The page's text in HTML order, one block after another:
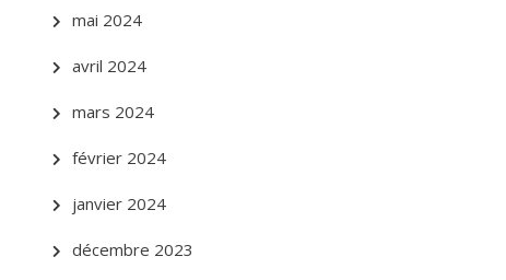
mai 2024
avril 2024
mars 2024
février 2024
janvier 2024
décembre 2023